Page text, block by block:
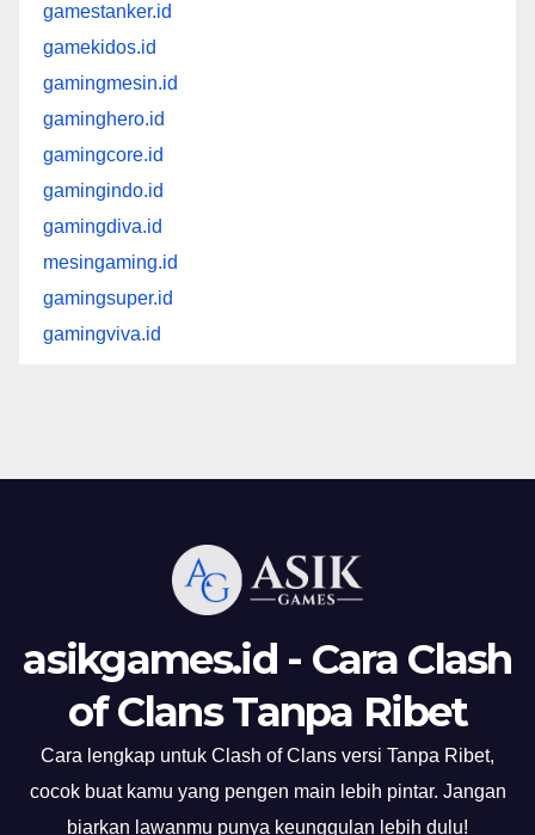
gamestanker.id
gamekidos.id
gamingmesin.id
gaminghero.id
gamingcore.id
gamingindo.id
gamingdiva.id
mesingaming.id
gamingsuper.id
gamingviva.id
asikgames.id - Cara Clash
of Clans Tanpa Ribet
Cara lengkap untuk Clash of Clans versi Tanpa Ribet,
cocok buat kamu yang pengen main lebih pintar. Jangan
biarkan lawanmu punya keunggulan lebih dulu!